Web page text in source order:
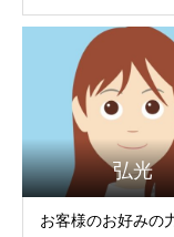
弘光
お客様のお好みの